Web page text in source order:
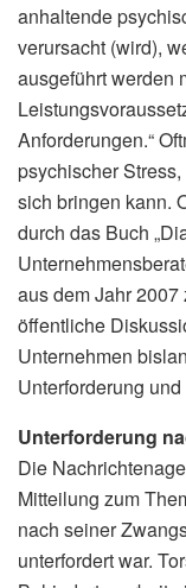
anhaltende
verursacht (wird),
ausgeführt werden
Anforderungen.“
psychischer
sich bringen kann.
durch das Buch
aus dem Jahr
öffentliche
Unternehmen
Unterforderung
Unterforderung
Die
Mitteilung zum
nach seiner
unterfordert war.